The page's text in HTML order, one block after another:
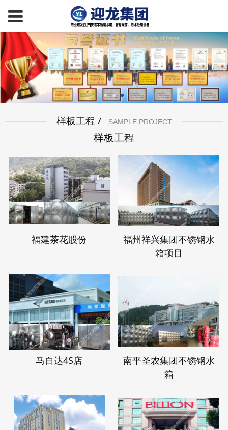
样板工程 / SAMPLE PROJECT
样板工程
福建茶花股份
福州祥兴集团不锈钢水
箱项目
马自达4S店
南平圣农集团不锈钢水
箱